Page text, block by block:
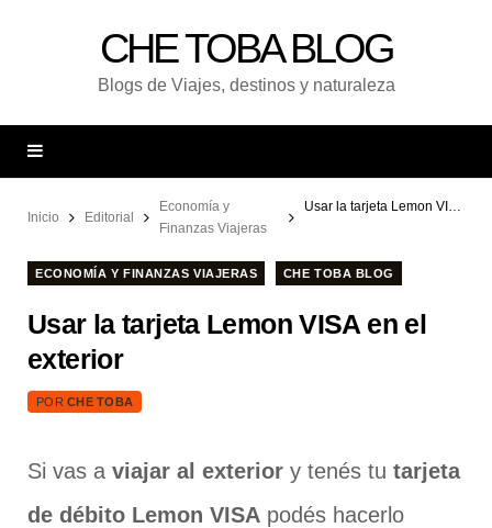
CHE TOBA BLOG
Blogs de Viajes, destinos y naturaleza
Inicio Editorial
Economía y
Finanzas Viajeras
Usar la tarjeta Lemon VISA en el exterior
ECONOMÍA Y FINANZAS VIAJERAS CHE TOBA BLOG
Usar la tarjeta Lemon VISA en el
exterior
POR CHE TOBA
Si vas a viajar al exterior y tenés tu tarjeta
de débito Lemon VISA podés hacerlo